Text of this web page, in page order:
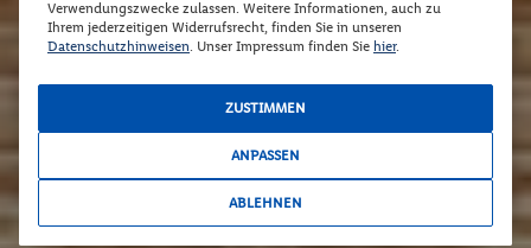
Verwendungszwecke zulassen. Weitere Informationen, auch zu
Ihrem jederzeitigen Widerrufsrecht, finden Sie in unseren
Datenschutzhinweisen. Unser Impressum finden Sie hier.
ZUSTIMMEN
ANPASSEN
ABLEHNEN